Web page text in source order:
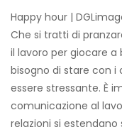
Happy hour |
Che si tratti di
il lavoro per giocare a
bisogno di stare con i
essere stressante. È
comunicazione al
relazioni si